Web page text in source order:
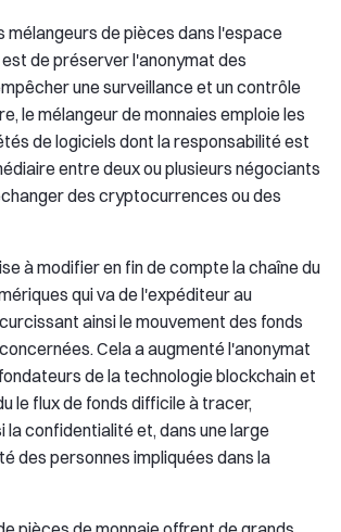
mélangeurs de pièces dans l'espace
de préserver l'anonymat des
une surveillance et un contrôle
le mélangeur de monnaies emploie les
de logiciels dont la responsabilité est
entre deux ou plusieurs négociants
des cryptocurrences ou des
à modifier en fin de compte la chaîne du
qui va de l'expéditeur au
ainsi le mouvement des fonds
Cela a augmenté l'anonymat
de la technologie blockchain et
le flux de fonds difficile à tracer,
la confidentialité et, dans une large
des personnes impliquées dans la